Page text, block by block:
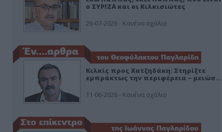
ο ΣΥΡΙΖΑ και οι Κιλκισιώτες
26-07-2026 - Κανένα σχόλιο
Κιλκίς προς Χατζηδάκη: Στηρίξτε
εμπράκτως την περιφέρεια – μειώσ…
11-06-2026 - Κανένα σχόλιο